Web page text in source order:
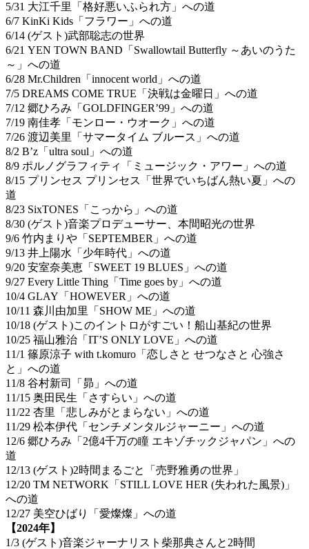
5/31 大江千里「格好悪いふられ方」への道
6/7 KinKi Kids「フラワー」への道
6/14 (ゲスト)武部聡志の世界
6/21 YEN TOWN BAND「Swallowtail Butterfly ～あいのうた
～」への道
6/28 Mr.Children「innocent world」への道
7/5 DREAMS COME TRUE「決戦は金曜日」への道
7/12 郷ひろみ「GOLDFINGER’99」への道
7/19 南佳孝「モンロー・ウオーク」への道
7/26 渡辺美里「サマータイム ブルース」への道
8/2 B’z「ultra soul」への道
8/9 ポルノグラフィティ「ミュージック・アワー」への道
8/15 プリンセス プリンセス「世界でいちばん熱い夏」への
道
8/23 SixTONES「こっから」への道
8/30 (ゲスト)音楽プロデューサー、本間昭光の世界
9/6 竹内まりや「SEPTEMBER」への道
9/13 井上陽水「少年時代」への道
9/20 安室奈美恵「SWEET 19 BLUES」への道
9/27 Every Little Thing「Time goes by」への道
10/4 GLAY「HOWEVER」への道
10/11 森川由加里「SHOW ME」への道
10/18 (ゲスト)このイントロがすごい！船山基紀の世界
10/25 福山雅治「IT’S ONLY LOVE」への道
11/1 篠原涼子 with t.komuro「恋しさと せつなさと 心強さ
と」への道
11/8 谷村新司「昴」への道
11/15 奥田民生「さすらい」への道
11/22 杏里「悲しみがとまらない」への道
11/29 松本伊代「センチメンタルジャーニー」への道
12/6 郷ひろみ「2億4千万の瞳 エキゾチックジャパン」への
道
12/13 (ゲスト)2時間まるごと「売野雅勇の世界」
12/20 TM NETWORK「STILL LOVE HER (失われた風景)」
への道
12/27 美空ひばり「愛燦燦」への道
【2024年】
1/3 (ゲスト)音楽ジャーナリスト柴那典さんと2時間